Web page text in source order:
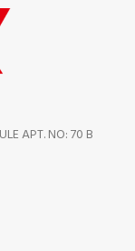
APT. NO: 70 B